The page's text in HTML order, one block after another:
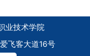
业技术学院
飞客大道16号